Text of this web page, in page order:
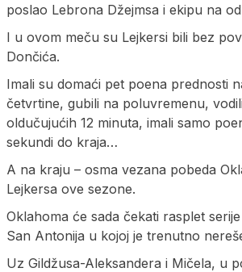
poslao Lebrona Džejmsa i ekipu na
I u ovom meču su Lejkersi bili bez
Dončića.
Imali su domaći pet poena prednosti
četvrtine, gubili na poluvremenu,
oldučujućih 12 minuta, imali samo
sekundi do kraja…
A na kraju – osma vezana pobeda
Lejkersa ove sezone.
Oklahoma će sada čekati rasplet
San Antonija u kojoj je trenutno
Uz Gildžusa-Aleksandera i Mičela, u